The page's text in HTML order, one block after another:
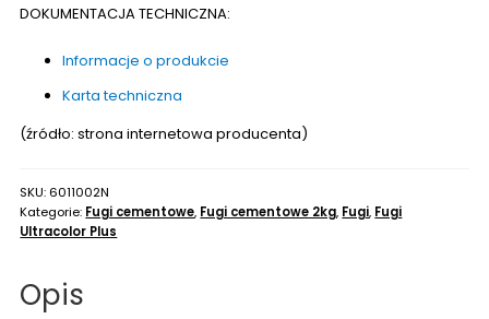
ULTRACOLOR
2kg
DOKUMENTACJA TECHNICZNA:
Informacje o produkcie
Karta techniczna
(źródło: strona internetowa producenta)
SKU:6011002N
Kategorie: Fugi cementowe, Fugi cementowe 2kg, Fugi, Fugi
Ultracolor Plus
Opis